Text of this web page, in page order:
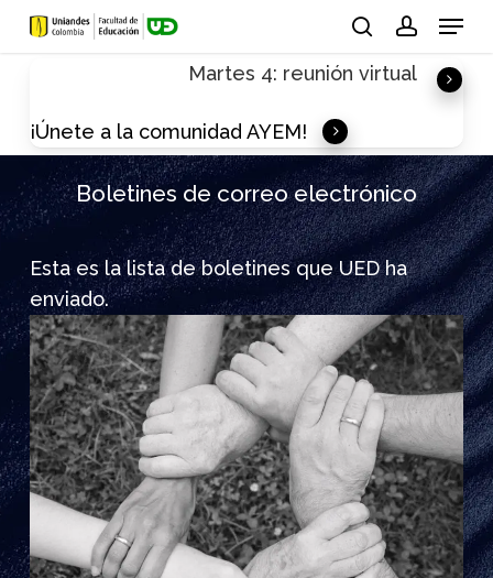
Skip
Menu
Martes 4: reunión virtual
¡Únete a la comunidad AYEM!
Boletines de correo electrónico
Esta es la lista de boletines que UED ha
enviado.